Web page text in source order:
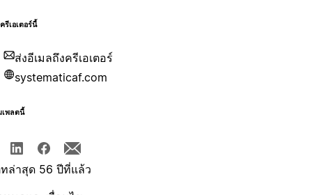
รีเอเตอร์นี้
ส่งอีเมลถึงครีเอเตอร์
systematicaf.com
เพลตนี้
ทล่าสุด 56 ปีที่แล้ว